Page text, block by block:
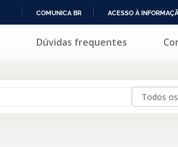
PARA
COMUNICA BR ACESSO À
Dúvidas frequentes